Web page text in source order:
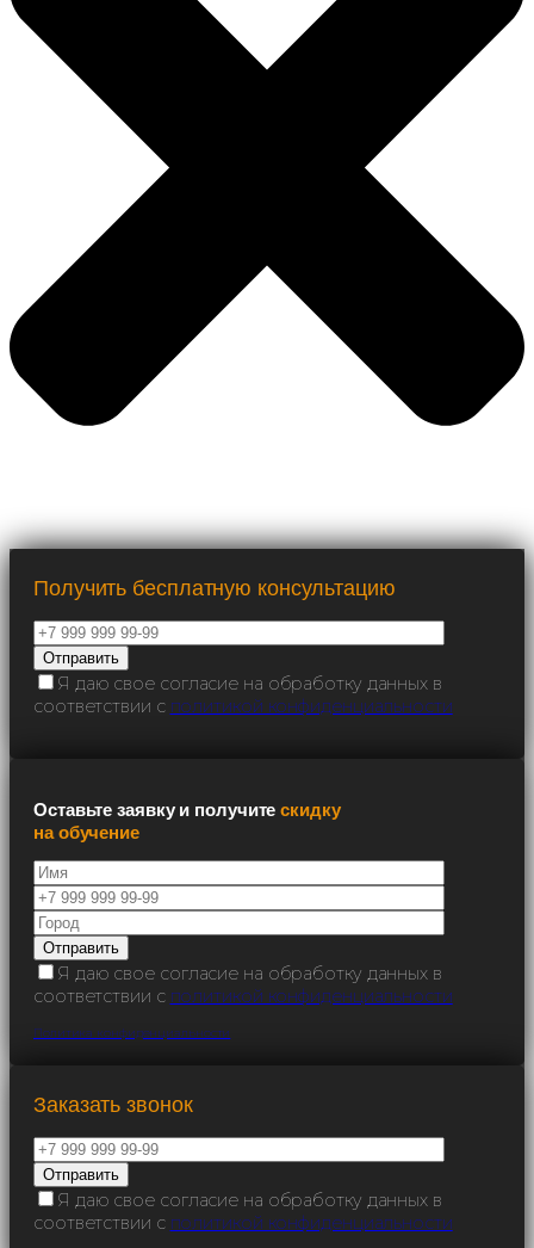
Получить бесплатную консультацию
Я даю свое согласие на обработку данных в
соответствии с политикой конфиденциальности
Оставьте заявку и получитескидку
на обучение
Я даю свое согласие на обработку данных в
соответствии с политикой конфиденциальности
Политика конфиденциальности
Заказать звонок
Я даю свое согласие на обработку данных в
соответствии с политикой конфиденциальности